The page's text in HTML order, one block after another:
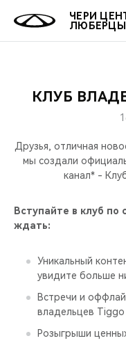
ЧЕРИ
ЛЮБЕРЦЫ
КРОССОВЕРЫ
СЕДАНЫ
НОВИНКИ
КРЕДИТ И
ЗАПЧАСТИ И
ПОДДЕРЖКА
CHERY В СОЦСЕТЯХ
CHERY REMOTE
МЫ В СОЦСЕТЯХ
КЛУБ
Друзья, отличная
мы создали
канал* -
Вступайте в клуб по
ждать:
Уникальный
увидите больше
Встречи и
владельцев Tiggo
Розыгрыши